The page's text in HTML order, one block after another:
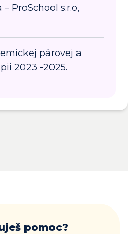
ProSchool s.r.o,
párovej a
2023 -2025.
pomoc?